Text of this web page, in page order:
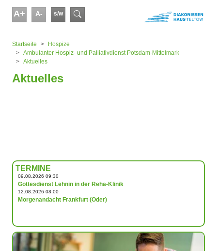
A+ A- s/w Suchformular
Startseite
Hospize
Ambulanter Hospiz- und Palliativdienst Potsdam-Mittelmark
Aktuelles
Aktuelles
TERMINE
09.08.2026 09:30
Gottesdienst Lehnin in der Reha-Klinik
12.08.2026 08:00
Morgenandacht Frankfurt (Oder)